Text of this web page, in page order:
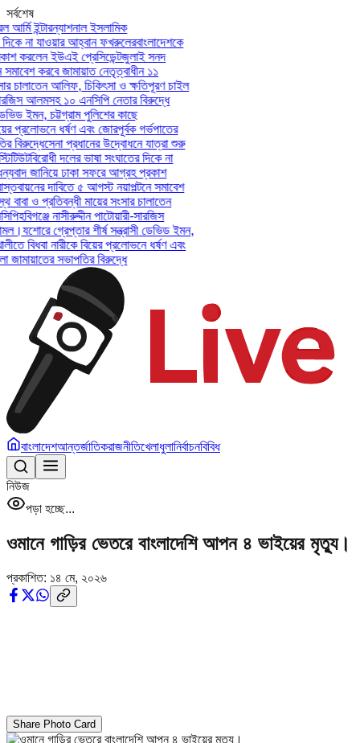
সর্বশেষ
ইন্টারন্যাশনাল ইসলামিক
না যাওয়ার আহ্বান ফখরুলেরবাংলাদেশকে
করলেন ইউএই প্রেসিডেন্টজুলাই সনদ
করবে জামায়াত নেতৃত্বাধীন ১১
আলিফ, চিকিৎসা ও ক্ষতিপূরণ চাইল
আলমসহ ১০ এনসিপি নেতার বিরুদ্ধে
ইমন, চট্টগ্রাম পুলিশের কাছে
প্রলোভনে ধর্ষণ এবং জোরপূর্বক গর্ভপাতের
সেনা প্রধানের উদ্বোধনে যাত্রা শুরু
বিরোধী দলের ভাষা সংঘাতের দিকে না
জানিয়ে ঢাকা সফরে আগ্রহ প্রকাশ
দাবিতে ৫ আগস্ট নয়াপল্টনে সমাবেশ
ও প্রতিবন্ধী মায়ের সংসার চালাতেন
হবিগঞ্জে নাসীরুদ্দীন পাটোয়ারী-সারজিস
যশোরে গ্রেপ্তার শীর্ষ সন্ত্রাসী ডেভিড ইমন,
বিধবা নারীকে বিয়ের প্রলোভনে ধর্ষণ এবং
সভাপতির বিরুদ্ধে
বাংলাদেশআন্তর্জাতিকরাজনীতিখেলাধুলানির্বাচনবিবিধ
নিউজ
পড়া হচ্ছে...
ওমানে গাড়ির ভেতরে বাংলাদেশি আপন ৪ ভাইয়ের মৃত্যু।
প্রকাশিত: ১৪ মে, ২০২৬
Share Photo Card